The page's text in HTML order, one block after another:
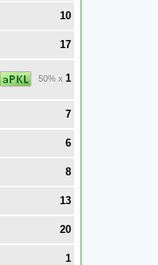
10
17
50% x 1
7
6
8
13
20
1